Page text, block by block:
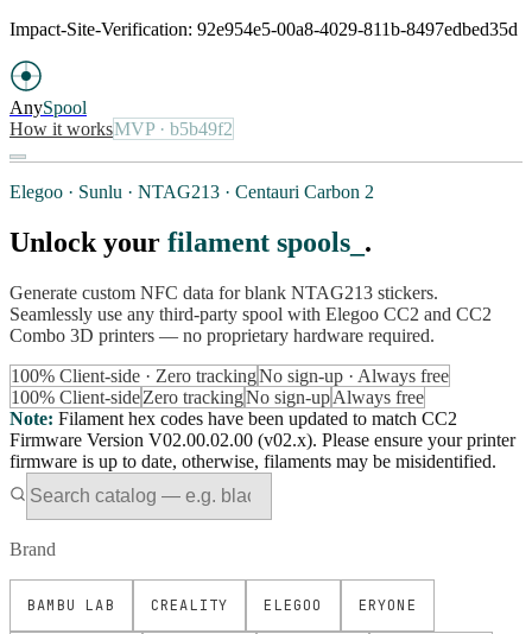
Impact-Site-Verification: 92e954e5-00a8-4029-811b-8497edbed35d
AnySpool
How it worksMVP· b5b49f2
Elegoo · Sunlu · NTAG213 · Centauri Carbon 2
Unlock your filament spools .
Generate custom NFC data for blank NTAG213 stickers.
Seamlessly use any third-party spool with Elegoo CC2 and CC2
Combo 3D printers — no proprietary hardware required.
100% Client-side · Zero trackingNo sign-up · Always free
100% Client-sideZero trackingNo sign-upAlways free
Note: Filament hex codes have been updated to match CC2
Firmware Version V02.00.02.00 (v02.x). Please ensure your printer
firmware is up to date, otherwise, filaments may be misidentified.
Brand
BAMBU LAB CREALITY ELEGOO ERYONE